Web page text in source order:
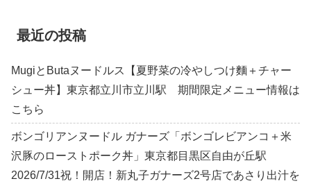
最近の投稿
MugiとButaヌードルス【夏野菜の冷やしつけ麵＋チャー
シュー丼】東京都立川市立川駅 期間限定メニュー情報は
こちら
ボンゴリアンヌードル ガナーズ「ボンゴレビアンコ＋米
沢豚のローストポーク丼」東京都目黒区自由が丘駅
2026/7/31祝！開店！新丸子ガナーズ2号店であさり出汁を